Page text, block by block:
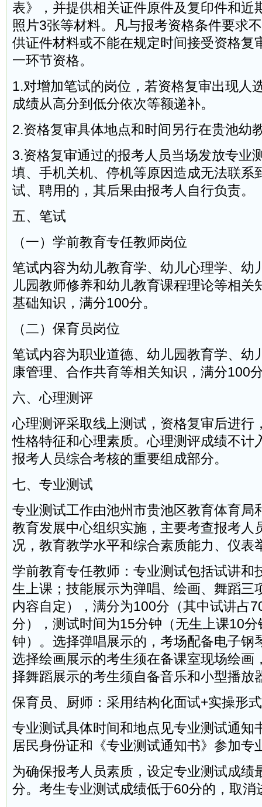
表》，并提供相关证件原件及复印件和近
照片3张等材料。凡与报考资格条件要求
供证件材料或不能在规定时间接受资格复
一环节资格。
1.对增加笔试的岗位，若资格复审出现人
成绩从高分到低分依次等额递补。
2.资格复审具体地点和时间另行在贵池幼
3.资格复审通过的报考人员当场发放专业
填、手机关机、停机等原因造成无法联系
试、聘用的，其后果由报考人自行负责。
五、笔试
（一）学前教育专任教师岗位
笔试内容为幼儿教育学、幼儿心理学、幼
儿园教师修养和幼儿教育课程理论等相关
基础知识，满分100分。
（二）保育员岗位
笔试内容为职业道德、幼儿园教育学、幼
康管理、合作共育等相关知识，满分100
六、心理测评
心理测评采取线上测试，资格复审后进行
性格特征和心理素质。心理测评成绩不计
报考人员综合考核的重要组成部分。
七、专业测试
专业测试工作由池州市贵池区教育体育局
教育发展中心组织实施，主要考查报考人
况，教育教学水平和综合素质能力、仪表
学前教育专任教师：专业测试包括试讲和
生上课；技能展示为弹唱、绘画、舞蹈三
内容自定），满分为100分（其中试讲占
分），测试时间为15分钟（无生上课10
钟）。选择弹唱展示的，考场配备电子钢
选择绘画展示的考生须在备课室现场绘画
择舞蹈展示的考生须自备音乐和小型播放
保育员、厨师：采用结构化面试+实操形
专业测试具体时间和地点见专业测试通知
居民身份证和《专业测试通知书》参加专
为确保报考人员素质，设定专业测试成绩
分。考生专业测试成绩低于60分的，取消